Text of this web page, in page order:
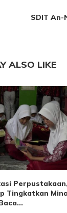
SDIT
ALSO LIKE
Perpustakaan,
Tingkatkan